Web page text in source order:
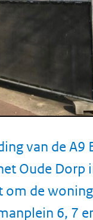
van de A9
Oude Dorp
de
6, 7